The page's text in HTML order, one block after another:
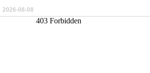
2026-08-08